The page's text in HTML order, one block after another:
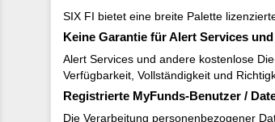
SIX FI bietet eine breite Palette
Keine Garantie für Alert Services
Alert Services und andere kostenlose
Verfügbarkeit, Vollständigkeit und
Registrierte MyFunds-Benutzer /
Die Verarbeitung personenbezogener